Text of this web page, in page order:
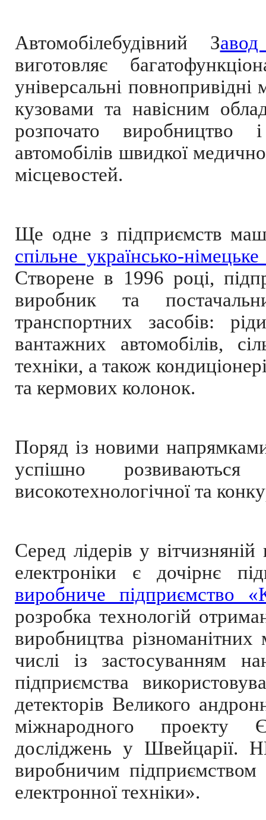
Автомобілебудівний З
виготовляє
універсальні повнопривідні
кузовами та навісним
розпочато виробництво
автомобілів швидкої
місцевостей.
Ще одне з підприємств
спільне українсько-
Створене в 1996 році,
виробник та
транспортних засобів:
вантажних автомобілів,
техніки, а також
та кермових колонок.
Поряд із новими
успішно
високотехнологічної та
Серед лідерів у вітчизняній
електроніки є дочірнє
виробниче підприємство
розробка технологій
виробництва різноманітних
числі із застосуванням
підприємства
детекторів Великого
міжнародного проекту
досліджень у Швейцарії.
виробничим
електронної техніки».